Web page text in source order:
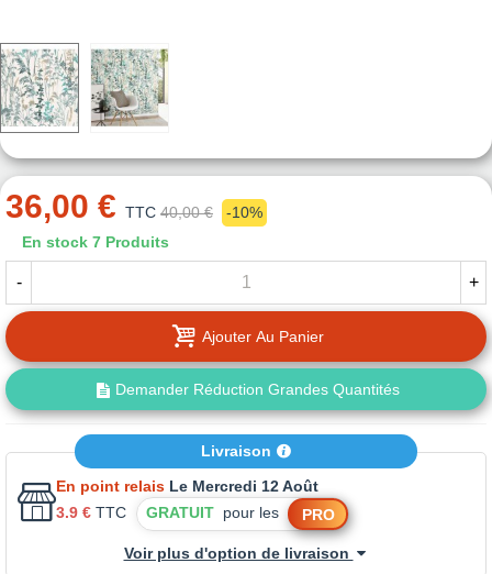
36,00 € TTC 40,00 €
-10%
En stock 7 Produits
- +
Ajouter Au Panier
Demander Réduction Grandes Quantités
Livraison
En point relais Le Mercredi 12 Août
3.9 € TTC GRATUIT pour les PRO
Voir plus d'option de livraison